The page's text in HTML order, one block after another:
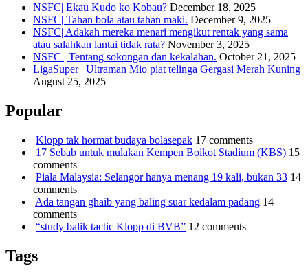
NSFC| Ekau Kudo ko Kobau? December 18, 2025
NSFC| Tahan bola atau tahan maki. December 9, 2025
NSFC| Adakah mereka menari mengikut rentak yang sama
atau salahkan lantai tidak rata? November 3, 2025
NSFC | Tentang sokongan dan kekalahan. October 21, 2025
LigaSuper | Ultraman Mio piat telinga Gergasi Merah Kuning
August 25, 2025
Popular
Klopp tak hormat budaya bolasepak 17 comments
17 Sebab untuk mulakan Kempen Boikot Stadium (KBS) 15
comments
Piala Malaysia: Selangor hanya menang 19 kali, bukan 33 14
comments
Ada tangan ghaib yang baling suar kedalam padang 14
comments
“study balik tactic Klopp di BVB” 12 comments
Tags